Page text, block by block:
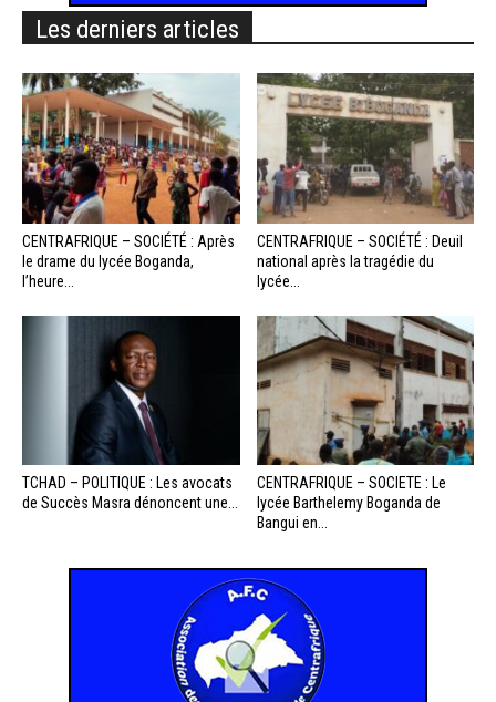
Les derniers articles
CENTRAFRIQUE – SOCIÉTÉ : Après
le drame du lycée Boganda,
l’heure...
CENTRAFRIQUE – SOCIÉTÉ : Deuil
national après la tragédie du
lycée...
TCHAD – POLITIQUE : Les avocats
de Succès Masra dénoncent une...
CENTRAFRIQUE – SOCIETE : Le
lycée Barthelemy Boganda de
Bangui en...